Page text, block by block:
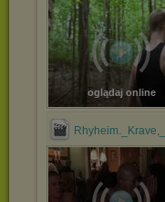
oglądaj online